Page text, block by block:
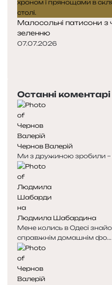
Малосольні патисони з
зеленню
07.07.2026
Останні коментарі
Чернов Валерій
Ми з дружиною зробили –
Людмила Шабардина
Мене колись в Одесі
справжнім домашнім фо...